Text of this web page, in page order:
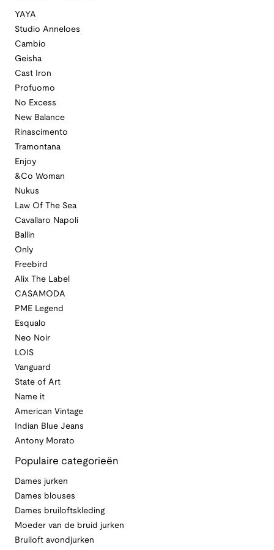
YAYA
Studio Anneloes
Cambio
Geisha
Cast Iron
Profuomo
No Excess
New Balance
Rinascimento
Tramontana
Enjoy
&Co Woman
Nukus
Law Of The Sea
Cavallaro Napoli
Ballin
Only
Freebird
Alix The Label
CASAMODA
PME Legend
Esqualo
Neo Noir
LOIS
Vanguard
State of Art
Name it
American Vintage
Indian Blue Jeans
Antony Morato
Populaire categorieën
Dames jurken
Dames blouses
Dames bruiloftskleding
Moeder van de bruid jurken
Bruiloft avondjurken